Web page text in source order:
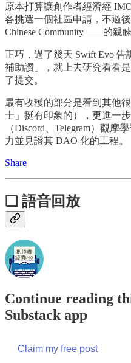
原本打算讓創作者經濟經
各挑選一個社區申請，不過
Chinese Community——的親睞
正巧，過了幾天 Swift Evo
補助讚」，就上去研究看看
了提交。
最有收穫的部分是看到其他
士」挺有印象的），更進一
（Discord、Telegram）觀摩
力並見證其 DAO 化的工程。
Share
❏ 語音回放
Continue reading
Substack app
Claim my free post